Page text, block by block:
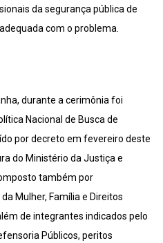
da segurança pública de
com o problema.
durante a cerimônia foi
Nacional de Busca de
por decreto em fevereiro deste
do Ministério da Justiça e
também por
Mulher, Família e Direitos
de integrantes indicados pelo
Públicos, peritos